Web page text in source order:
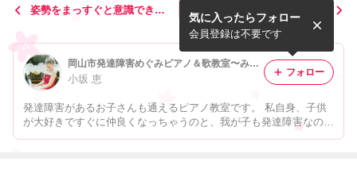
姿勢をまっすぐと意識できる
教室でカウンセリングを始め
ました。
岡山市発達障害めぐみピアノ＆歌教室〜みんなのそのままがステキ〜
小坂 恵
発達障害があるお子さんも通えるピアノ教室です。 私自身、子供
が大好きですぐに仲良くなっちゃうのと、我が子も発達障害なので
気に入ったらフォロー
会員登録は不要です
フォロー